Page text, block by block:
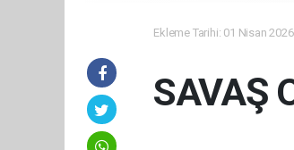
Ekleme Tarihi: 01 Nisan
SAVAŞ